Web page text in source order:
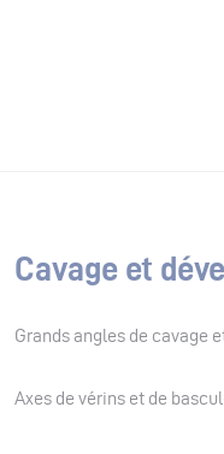
Cavage et
Grands angles de cavage
Axes de vérins et de